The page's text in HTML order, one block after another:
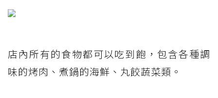
店內所有的食物都可以吃到飽，包含各種調
味的烤肉、煮鍋的海鮮、丸餃蔬菜類。